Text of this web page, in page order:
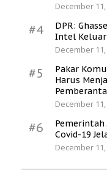
December 11,
#4
DPR:
Intel
December 11,
#5
Pakar
Harus
December 11,
#6
Pemerintah
Covid-19
December 11,